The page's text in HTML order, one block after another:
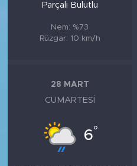
Parçalı Bulutlu
Nem: %73
Rüzgar: 10 km/h
28 MART
CUMARTESI
6°